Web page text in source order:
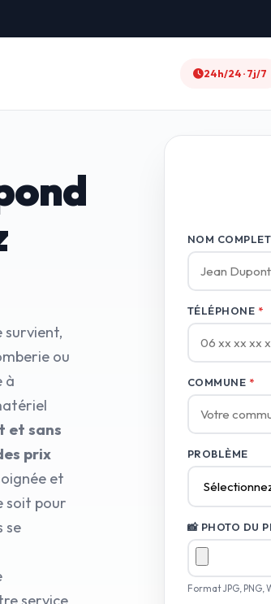
24h/24 · 7j/7
survient,
ou
à
et sans
prix
et
soit pour
se
NOM COMPLET
TÉLÉPHONE *
COMMUNE *
PROBLÈME
📸 PHOTO DU
Format JPG, PNG,